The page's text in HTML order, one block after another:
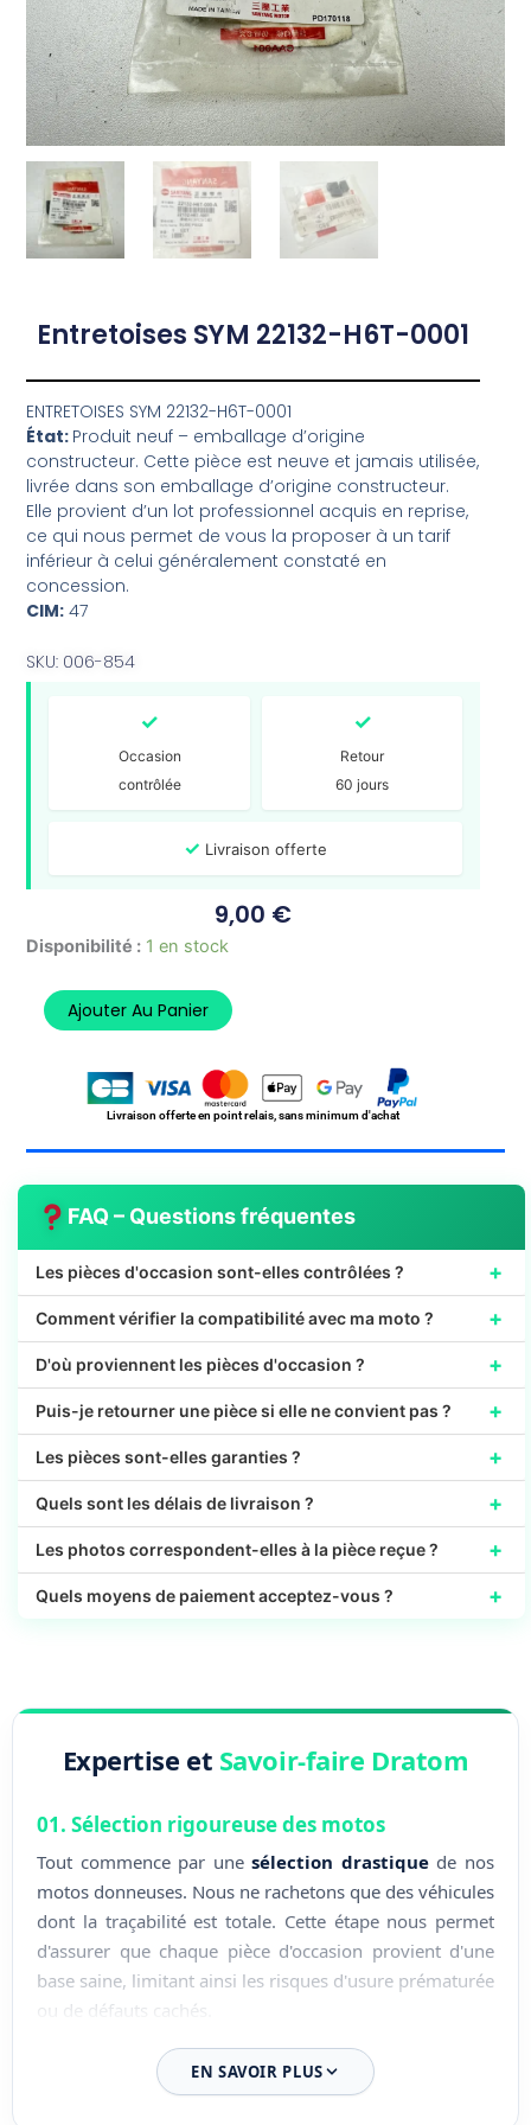
Entretoises SYM 22132-H6T-0001
ENTRETOISES SYM 22132-H6T-0001
État: Produit neuf – emballage d’origine
constructeur. Cette pièce est neuve et jamais utilisée,
livrée dans son emballage d’origine constructeur.
Elle provient d’un lot professionnel acquis en reprise,
ce qui nous permet de vous la proposer à un tarif
inférieur à celui généralement constaté en
concession.
CIM: 47
SKU: 006-854
✓
Occasion
contrôlée
✓
Retour
60 jours
✓ Livraison offerte
9,00 €
Disponibilité : 1 en stock
quantité
Entretoises
SYM
22132-
Ajouter Au Panier
Livraison offerte en point relais, sans minimum d'achat
FAQ – Questions fréquentes
Les pièces d'occasion sont-elles contrôlées ? +
Comment vérifier la compatibilité avec ma moto ? +
D'où proviennent les pièces d'occasion ? +
Puis-je retourner une pièce si elle ne convient pas ? +
Les pièces sont-elles garanties ? +
Quels sont les délais de livraison ? +
Les photos correspondent-elles à la pièce reçue ? +
Quels moyens de paiement acceptez-vous ? +
Expertise et Savoir-faire Dratom
01. Sélection rigoureuse des motos
Tout commence par unesélection drastiquede nos
motos donneuses. Nous ne rachetons que des véhicules
dont la traçabilité est totale. Cette étape nous permet
d'assurer que chaque pièce d'occasion provient d'une
base saine, limitant ainsi les risques d'usure prématurée
ou de défauts cachés.
02. Démontage expert en atelier
EN SAVOIR PLUS